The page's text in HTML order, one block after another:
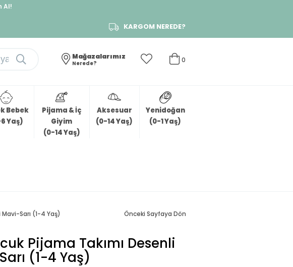
Al!
KARGOM NEREDE?
0
Mağazalarımız
Nerede?
Bebek
Yaş)
Pijama & İç
Giyim
(0-14 Yaş)
Aksesuar
(0-14 Yaş)
Yenidoğan
(0-1 Yaş)
Sarı (1-4 Yaş) Önceki Sayfaya Dön
Pijama Takımı Desenli
(1-4 Yaş)